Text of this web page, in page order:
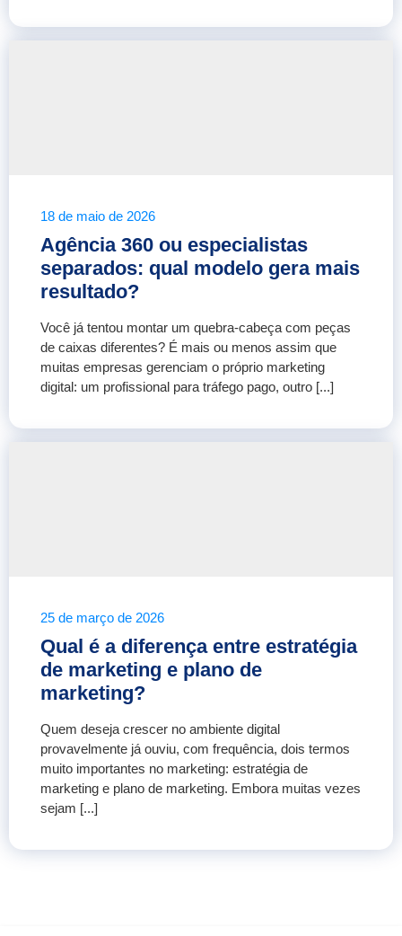
18 de maio de 2026
Agência 360 ou especialistas
separados: qual modelo gera mais
resultado?
Você já tentou montar um quebra-cabeça com peças
de caixas diferentes? É mais ou menos assim que
muitas empresas gerenciam o próprio marketing
digital: um profissional para tráfego pago, outro [...]
25 de março de 2026
Qual é a diferença entre estratégia
de marketing e plano de
marketing?
Quem deseja crescer no ambiente digital
provavelmente já ouviu, com frequência, dois termos
muito importantes no marketing: estratégia de
marketing e plano de marketing. Embora muitas vezes
sejam [...]